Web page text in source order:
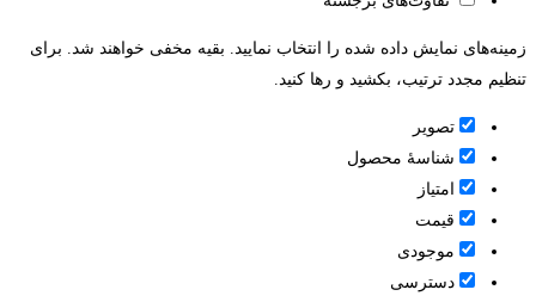
زمینه‌های نمایش داده شده را انتخاب نمایید. بقیه مخفی خواهند شد. برای
تنظیم مجدد ترتیب، بکشید و رها کنید.
تصویر
شناسۀ محصول
امتیاز
قيمت
موجودی
دسترسی